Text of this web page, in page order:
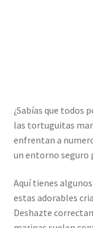
¿Sabías que todos
las tortuguitas
enfrentan a
un entorno seguro
Aquí tienes
estas adorables
Deshazte